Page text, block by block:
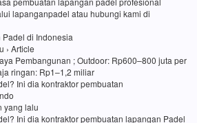
lapanganpadel atau hubungi kami di
di Indonesia
› Article
Pembangunan ; Outdoor: Rp600–800 juta per
ringan: Rp1–1,2 miliar
Ini dia kontraktor pembuatan
yang lalu
Ini dia kontraktor pembuatan lapangan Padel